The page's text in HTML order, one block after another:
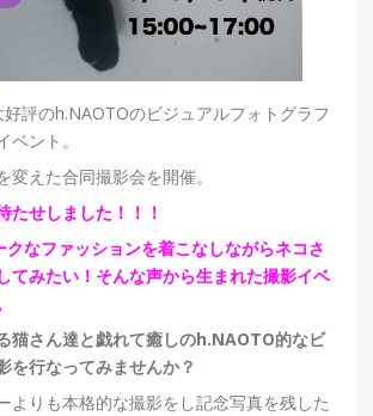
好評のh.NAOTOのビジュアルフォトグラフ
ベント。
変えた合同撮影会を開催。
たせしました！！！
なファッションを着こなしながらネコさ
てみたい！そんな声から生まれた撮影イベ
猫さん達と戯れて癒しのh.NAOTO的なビ
を行なってみませんか？
よりも本格的な撮影をし記念写真を残した